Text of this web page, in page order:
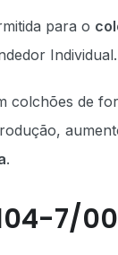
para o
Individual.
colchões de
.
7/00